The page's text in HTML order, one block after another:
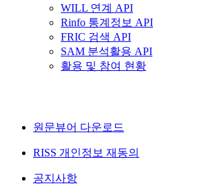
WILL 연계 API
Rinfo 통계정보 API
FRIC 검색 API
SAM 분석활용 API
활용 및 참여 현황
원문뷰어 다운로드
RISS 개인정보 재동의
공지사항